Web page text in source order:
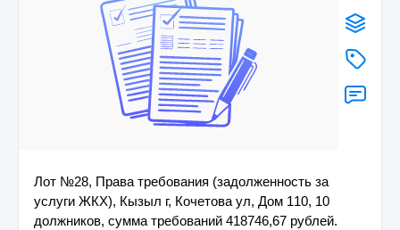
Лот №28, Права требования (задолженность за
услуги ЖКХ), Кызыл г, Кочетова ул, Дом 110, 10
должников, сумма требований 418746,67 рублей.